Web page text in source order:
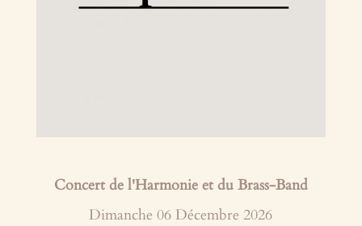
Concert de l'Harmonie et du Brass-Band
Dimanche 06 Décembre 2026